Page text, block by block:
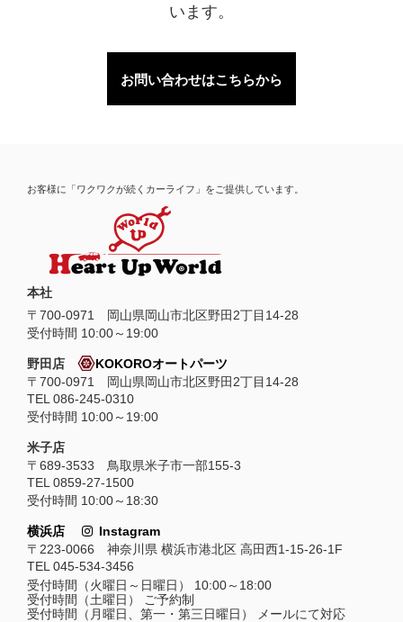
います。
お問い合わせはこちらから
お客様に「ワクワクが続くカーライフ」をご提供しています。
本社
〒 700-0971 岡山県岡山市北区野田2丁目14-28
受付時間 10:00～19:00
野田店
KOKOROオートパーツ
〒700-0971 岡山県岡山市北区野田2丁目14-28
TEL 086-245-0310
受付時間 10:00～19:00
米子店
〒689-3533 鳥取県米子市一部155-3
TEL 0859-27-1500
受付時間 10:00～18:30
横浜店
Instagram
〒223-0066 神奈川県 横浜市港北区 高田西1-15-26-1F
TEL 045-534-3456
受付時間（火曜日～日曜日） 10:00～18:00
受付時間（土曜日） ご予約制
受付時間（月曜日、第一・第三日曜日） メールにて対応